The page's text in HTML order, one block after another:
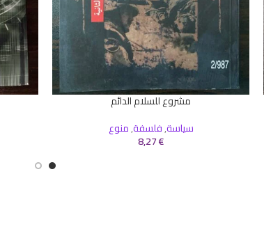
إضافة إلى السلةمشروع للسلام الدائم
سياسة,فلسفة,منوع
8,27€